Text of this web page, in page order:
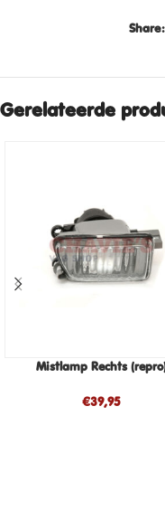
Share:
Gerelateerde
Mistlamp Rechts
€39,95